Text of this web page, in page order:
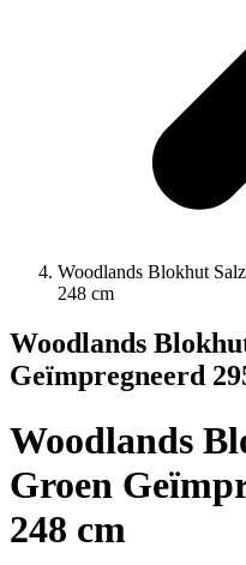
Woodlands Blokhut
248 cm
Woodlands
Geïmpregneerd
Woodlands
Groen
248 cm